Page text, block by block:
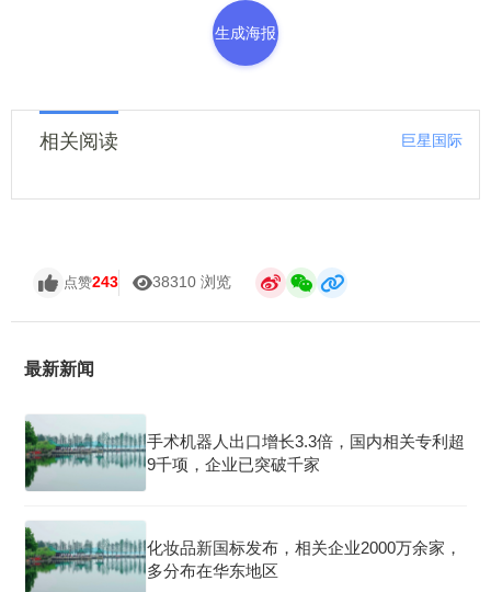
生成海报
相关阅读 巨星国际
点赞243 38310 浏览
最新新闻
手术机器人出口增长3.3倍，国内相关专利超
9千项，企业已突破千家
化妆品新国标发布，相关企业2000万余家，
多分布在华东地区